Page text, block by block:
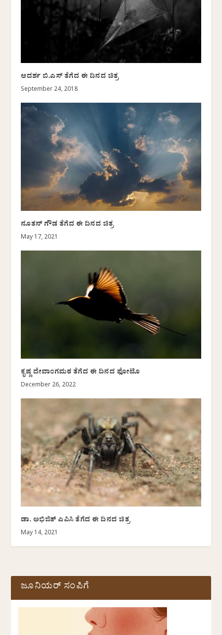
ಆದರ್ಶ ಬಿ.ಎಸ್ ತೆಗೆದ ಈ ದಿನದ ಚಿತ್ರ
September 24, 2018
ನೂತನ್‌ ಗೌಡ ತೆಗೆದ ಈ ದಿನದ ಚಿತ್ರ
May 17, 2021
ಕೃಷ್ಣ ದೇವಾಂಗಮಠ ತೆಗೆದ ಈ ದಿನದ ಫೋಟೊ
December 26, 2022
ಡಾ. ಅಭಿಜಿತ್‌ ಎಪಿಸಿ ತೆಗೆದ ಈ ದಿನದ ಚಿತ್ರ
May 14, 2021
ಜೂನಿಯರ್ ಸಂಪಿಗೆ